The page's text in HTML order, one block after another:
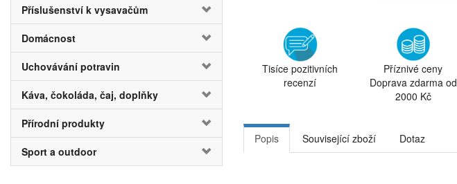
Příslušenství k vysavačům
Domácnost
Uchovávání potravin
Káva, čokoláda, čaj, doplňky
Přírodní produkty
Sport a outdoor
Tisíce pozitivních
recenzí
Příznivé ceny
Doprava zdarma od
2000 Kč
Popis Související zboží Dotaz